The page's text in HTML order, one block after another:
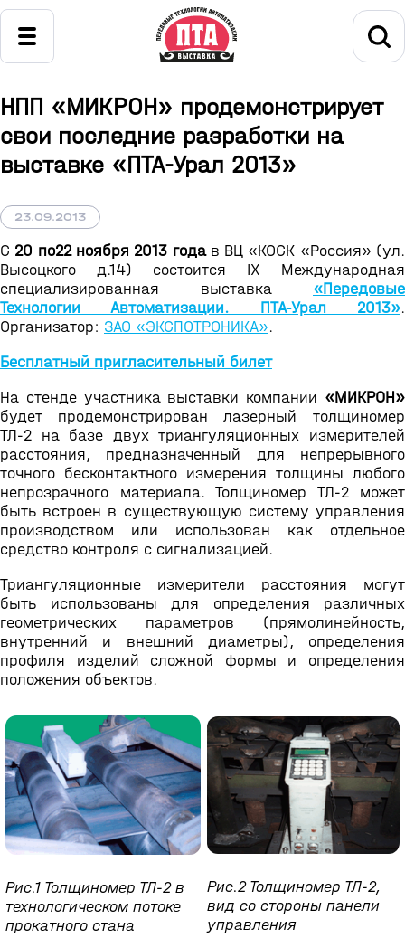
НПП «МИКРОН» продемонстрирует
свои последние разработки на
выставке «ПТА-Урал 2013»
23.09.2013
С 20 по22 ноября 2013 годав ВЦ «КОСК «Россия» (ул.
Высоцкого д.14) состоится IX Международная
специализированная выставка «Передовые
Технологии Автоматизации. ПТА-Урал 2013».
Организатор: ЗАО «ЭКСПОТРОНИКА».
Бесплатный пригласительный билет
На стенде участника выставки компании «МИКРОН»
будет продемонстрирован лазерный толщиномер
ТЛ-2 на базе двух триангуляционных измерителей
расстояния, предназначенный для непрерывного
точного бесконтактного измерения толщины любого
непрозрачного материала. Толщиномер ТЛ-2 может
быть встроен в существующую систему управления
производством или использован как отдельное
средство контроля с сигнализацией.
Триангуляционные измерители расстояния могут
быть использованы для определения различных
геометрических параметров (прямолинейность,
внутренний и внешний диаметры), определения
профиля изделий сложной формы и определения
положения объектов.
Рис.1 Толщиномер ТЛ-2 в
технологическом потоке
прокатного стана
Рис.2 Толщиномер ТЛ-2,
вид со стороны панели
управления